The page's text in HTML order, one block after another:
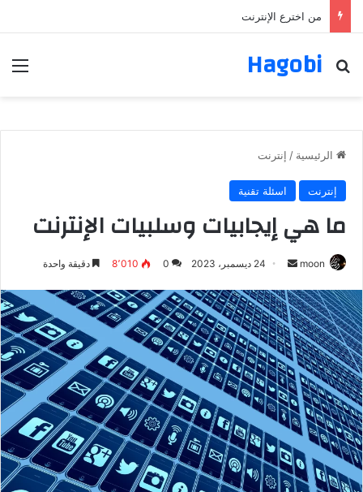
ما هي إيجابيات وسلبيات الإنترنت
Hagobi
بحث عن
الرئيسية / إنترنت
إنترنت اسئلة تقنية
ما هي إيجابيات وسلبيات الإنترنت
moon
أرسل
إلكترونيا
24 ديسمبر، 2023 0 8٬010 دقيقة واحدة